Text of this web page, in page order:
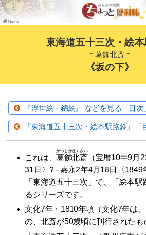
東海道五十三次・絵
= 葛飾北斎 =
《坂の下》
『浮世絵・錦絵』 などを見る「目次
『東海道五十三次・絵本駅路鈴』「
これは、 葛飾北斎
かつしかほくさい
（宝暦10年9月
31日〉? - 嘉永2年4月18日〈1849
「東海道五十三次」で、「絵本
るシリーズです。
文化7年・1810年頃 （文化7年は
の、北斎が50歳頃に刊行されたも